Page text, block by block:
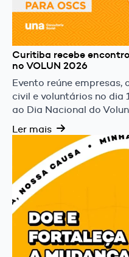
Curitiba recebe
no VOLUN 2026
Evento reúne
civil e voluntários no dia
ao Dia Nacional do
Ler mais